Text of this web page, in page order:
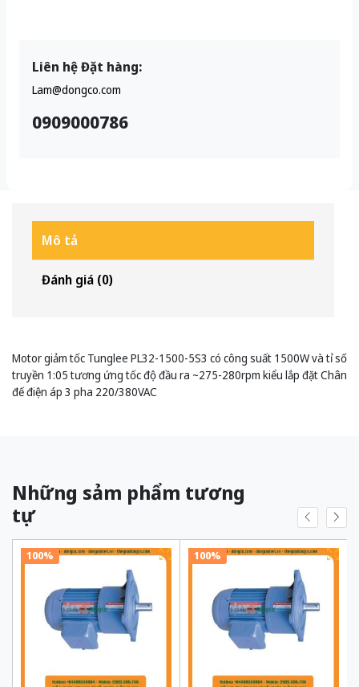
Liên hệ Đặt hàng:
Lam@dongco.com
0909000786
Mô tả
Đánh giá (0)
Motor giảm tốc Tunglee PL32-1500-5S3 có công suất 1500W và tỉ số
truyền 1:05 tương ứng tốc độ đầu ra ~275-280rpm kiểu lắp đặt Chân
đế điện áp 3 pha 220/380VAC
Những sảm phẩm tương
tự
100% 100%